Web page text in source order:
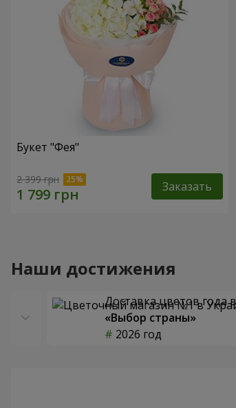
Букет "Фея"
2 399 грн Заказать
Наши достижения
Доставка цветов года
«Выбор страны»
2026 год